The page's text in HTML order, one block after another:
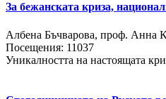
За бежанската криза,
Албена Бъчварова, проф. Анна
Посещения: 11037
Уникалността на настоящата